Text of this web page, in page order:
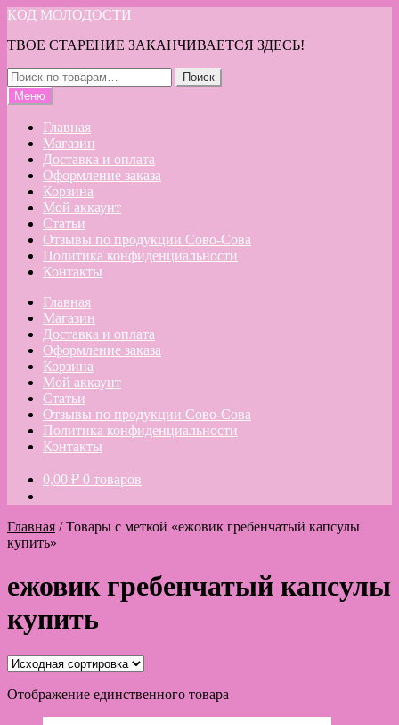
Перейти
навигации
Перейти
содержимому
КОД МОЛОДОСТИ
ТВОЕ СТАРЕНИЕ ЗАКАНЧИВАЕТСЯ ЗДЕСЬ!
Искать:
Поиск
Меню
Главная
Магазин
Доставка и оплата
Оформление заказа
Корзина
Мой аккаунт
Статьи
Отзывы по продукции Сово-Сова
Политика конфиденциальности
Контакты
Главная
Магазин
Доставка и оплата
Оформление заказа
Корзина
Мой аккаунт
Статьи
Отзывы по продукции Сово-Сова
Политика конфиденциальности
Контакты
0,00 ₽ 0 товаров
Главная /Товары с меткой «ежовик гребенчатый капсулы
купить»
ежовик гребенчатый капсулы
купить
Отображение единственного товара